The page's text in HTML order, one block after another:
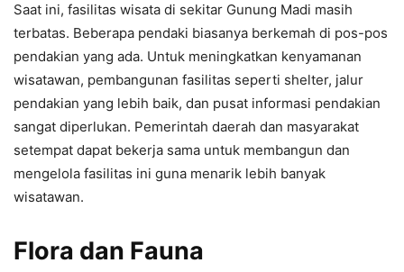
Saat ini, fasilitas wisata di sekitar Gunung Madi masih
terbatas. Beberapa pendaki biasanya berkemah di pos-pos
pendakian yang ada. Untuk meningkatkan kenyamanan
wisatawan, pembangunan fasilitas seperti shelter, jalur
pendakian yang lebih baik, dan pusat informasi pendakian
sangat diperlukan. Pemerintah daerah dan masyarakat
setempat dapat bekerja sama untuk membangun dan
mengelola fasilitas ini guna menarik lebih banyak
wisatawan.
Flora dan Fauna